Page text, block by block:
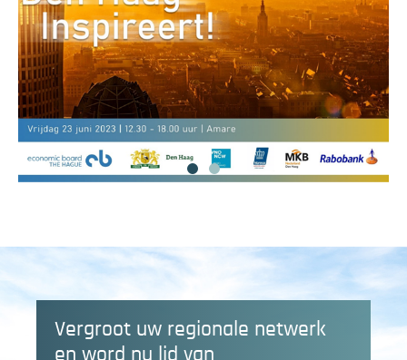
Vergroot uw regionale netwerk
en word nu lid van